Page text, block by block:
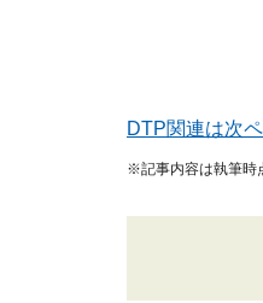
DTP関連は次
※記事内容は執筆時